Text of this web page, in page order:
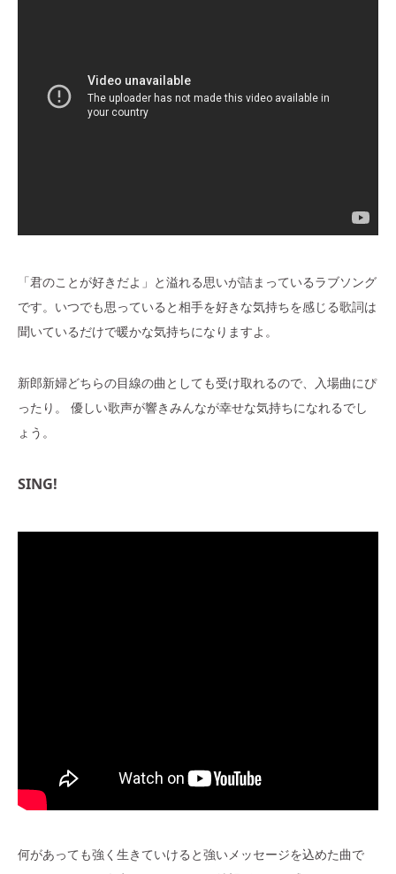
「君のことが好きだよ」と溢れる思いが詰まっているラブソング
です。いつでも思っていると相手を好きな気持ちを感じる歌詞は
聞いているだけで暖かな気持ちになりますよ。
新郎新婦どちらの目線の曲としても受け取れるので、入場曲にぴ
ったり。 優しい歌声が響きみんなが幸せな気持ちになれるでし
ょう。
SING!
何があっても強く生きていけると強いメッセージを込めた曲で